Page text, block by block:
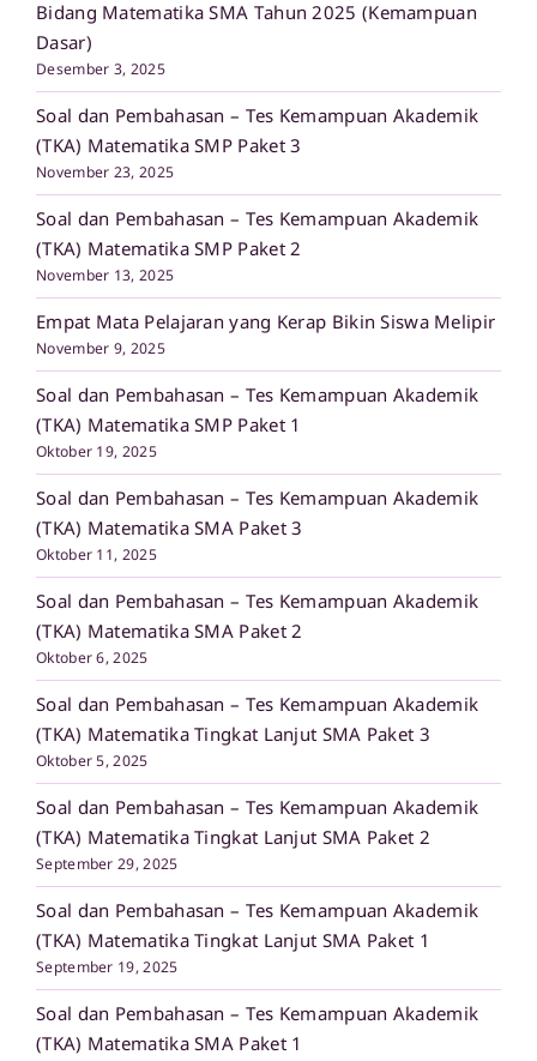
Bidang Matematika SMA Tahun 2025 (Kemampuan
Dasar)
Desember 3, 2025
Soal dan Pembahasan – Tes Kemampuan Akademik
(TKA) Matematika SMP Paket 3
November 23, 2025
Soal dan Pembahasan – Tes Kemampuan Akademik
(TKA) Matematika SMP Paket 2
November 13, 2025
Empat Mata Pelajaran yang Kerap Bikin Siswa Melipir
November 9, 2025
Soal dan Pembahasan – Tes Kemampuan Akademik
(TKA) Matematika SMP Paket 1
Oktober 19, 2025
Soal dan Pembahasan – Tes Kemampuan Akademik
(TKA) Matematika SMA Paket 3
Oktober 11, 2025
Soal dan Pembahasan – Tes Kemampuan Akademik
(TKA) Matematika SMA Paket 2
Oktober 6, 2025
Soal dan Pembahasan – Tes Kemampuan Akademik
(TKA) Matematika Tingkat Lanjut SMA Paket 3
Oktober 5, 2025
Soal dan Pembahasan – Tes Kemampuan Akademik
(TKA) Matematika Tingkat Lanjut SMA Paket 2
September 29, 2025
Soal dan Pembahasan – Tes Kemampuan Akademik
(TKA) Matematika Tingkat Lanjut SMA Paket 1
September 19, 2025
Soal dan Pembahasan – Tes Kemampuan Akademik
(TKA) Matematika SMA Paket 1